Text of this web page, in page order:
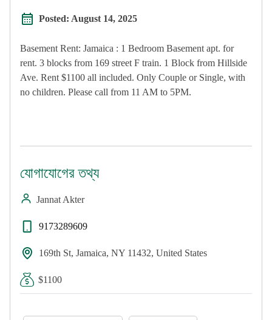
Posted: August 14, 2025
Basement Rent: Jamaica : 1 Bedroom Basement apt. for
rent. 3 blocks from 169 street F train. 1 Block from Hillside
Ave. Rent $1100 all included. Only Couple or Single, with
no children. Please call from 11 AM to 5PM.
যোগাযোগের তথ্য
Jannat Akter
9173289609
169th St, Jamaica, NY 11432, United States
$1100